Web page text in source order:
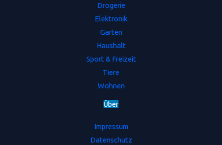
Drogerie
Elektronik
Garten
Haushalt
Sport & Freizeit
Tiere
Wohnen
Über
Impressum
Datenschutz